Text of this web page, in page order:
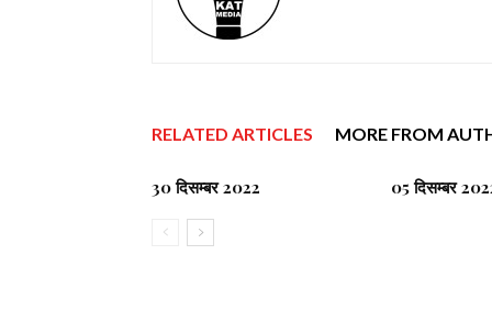
RELATED ARTICLES MORE FROM
30 दिसम्बर 2022 05 दिसम्बर